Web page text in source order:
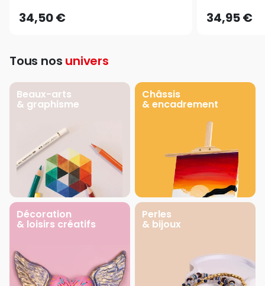
34,50 € 34,95 €
Tous nos univers
Beaux-arts
& graphisme
Châssis
& encadrement
Décoration
& loisirs créatifs
Perles
& bijoux